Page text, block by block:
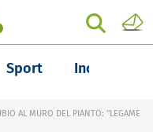
Sport Inchieste
AL MURO DEL PIANTO: "LEGAME